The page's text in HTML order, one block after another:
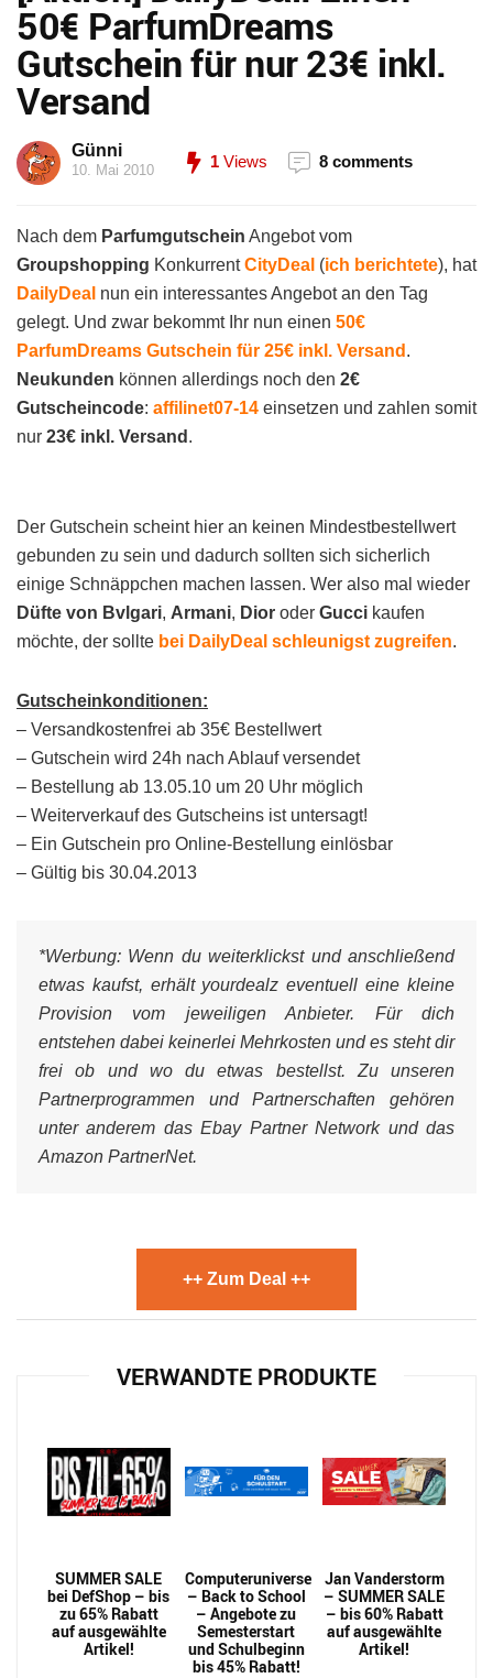
50€ ParfumDreams
Gutschein für nur 23€ inkl.
Versand
Günni
10. Mai 2010 1 Views 8 comments
Nach dem Parfumgutschein Angebot vom
Groupshopping KonkurrentCityDeal (ich berichtete), hat
DailyDeal nun ein interessantes Angebot an den Tag
gelegt. Und zwar bekommt Ihr nun einen 50€
ParfumDreams Gutschein für 25€ inkl. Versand .
Neukunden können allerdings noch den 2€
Gutscheincode: affilinet07-14 einsetzen und zahlen somit
nur 23€ inkl. Versand .
Der Gutschein scheint hier an keinen Mindestbestellwert
gebunden zu sein und dadurch sollten sich sicherlich
einige Schnäppchen machen lassen. Wer also mal wieder
Düfte von Bvlgari, Armani, Dior oder Gucci kaufen
möchte, der sollte bei DailyDeal schleunigst zugreifen.
Gutscheinkonditionen:
– Versandkostenfrei ab 35€ Bestellwert
– Gutschein wird 24h nach Ablauf versendet
– Bestellung ab 13.05.10 um 20 Uhr möglich
– Weiterverkauf des Gutscheins ist untersagt!
– Ein Gutschein pro Online-Bestellung einlösbar
– Gültig bis 30.04.2013
*Werbung: Wenn du weiterklickst und anschließend
etwas kaufst, erhält yourdealz eventuell eine kleine
Provision vom jeweiligen Anbieter. Für dich
entstehen dabei keinerlei Mehrkosten und es steht dir
frei ob und wo du etwas bestellst. Zu unseren
Partnerprogrammen und Partnerschaften gehören
unter anderem das Ebay Partner Network und das
Amazon PartnerNet.
++ Zum Deal ++
VERWANDTE PRODUKTE
SUMMER SALE
bei DefShop – bis
zu 65% Rabatt
auf ausgewählte
Artikel!
Computeruniverse
– Back to School
– Angebote zu
Semesterstart
und Schulbeginn
bis 45% Rabatt!
Jan Vanderstorm
– SUMMER SALE
– bis 60% Rabatt
auf ausgewählte
Artikel!